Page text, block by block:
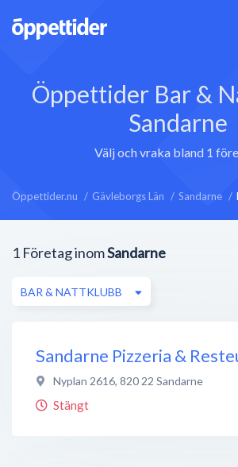
Öppettider Bar &
Sandarne
Välj och vraka bland 1
Öppettider.nu Gävleborgs Län Sandarne
1 Företag inomSandarne
BAR & NATTKLUBB
Sandarne Pizzeria &
Nyplan 2616, 820 22 Sandarne
Stängt